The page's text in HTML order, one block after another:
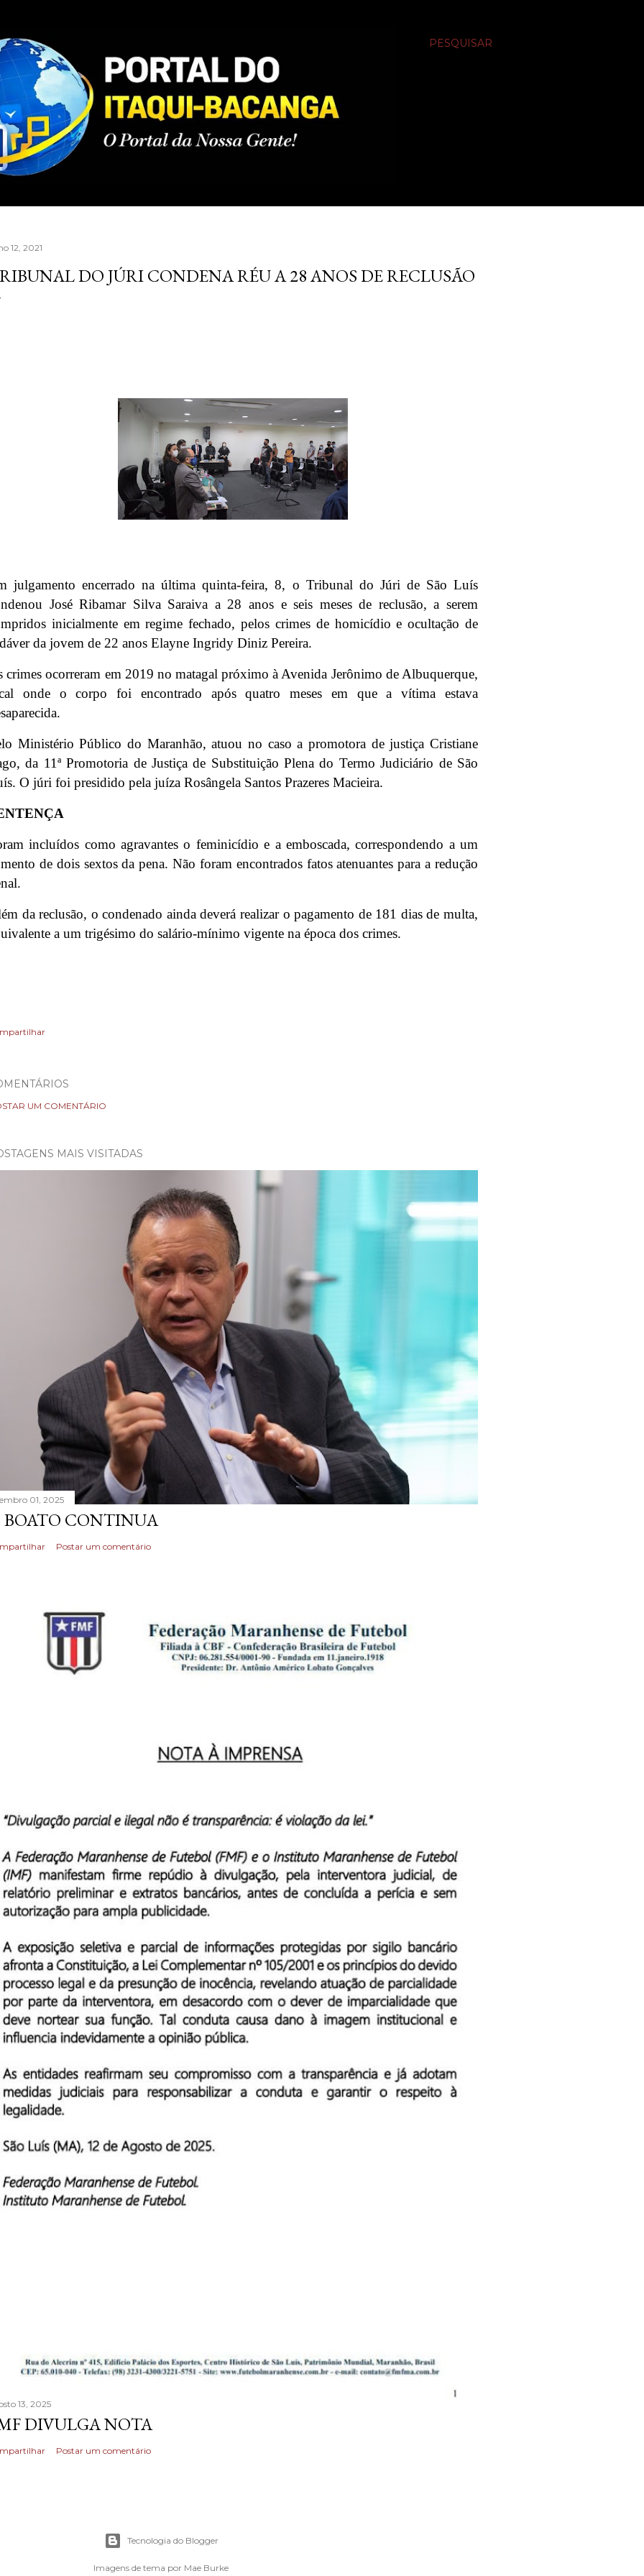
PESQUISAR
12, 2021
DO JÚRI CONDENA RÉU A 28 ANOS DE RECLUSÃO
julgamento encerrado na última quinta-feira, 8, o Tribunal do Júri de São Luís
José Ribamar Silva Saraiva a 28 anos e seis meses de reclusão, a serem
inicialmente em regime fechado, pelos crimes de homicídio e ocultação de
da jovem de 22 anos Elayne Ingridy Diniz Pereira.
crimes ocorreram em 2019 no matagal próximo à Avenida Jerônimo de Albuquerque,
onde o corpo foi encontrado após quatro meses em que a vítima estava
Ministério Público do Maranhão, atuou no caso a promotora de justiça Cristiane
da 11ª Promotoria de Justiça de Substituição Plena do Termo Judiciário de São
O júri foi presidido pela juíza Rosângela Santos Prazeres Macieira.
incluídos como agravantes o feminicídio e a emboscada, correspondendo a um
de dois sextos da pena. Não foram encontrados fatos atenuantes para a redução
da reclusão, o condenado ainda deverá realizar o pagamento de 181 dias de multa,
a um trigésimo do salário-mínimo vigente na época dos crimes.
UM COMENTÁRIO
MAIS VISITADAS
01, 2025
BOATO CONTINUA
Postar um comentário
13, 2025
DIVULGA NOTA
Postar um comentário
Tecnologia do Blogger
Imagens de tema por Mae Burke